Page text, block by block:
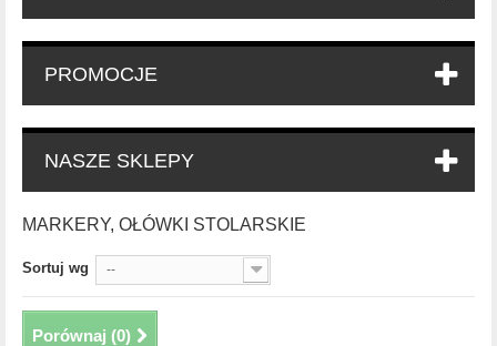
PROMOCJE
NASZE SKLEPY
MARKERY, OŁÓWKI STOLARSKIE
Sortuj wg --
Porównaj (0)